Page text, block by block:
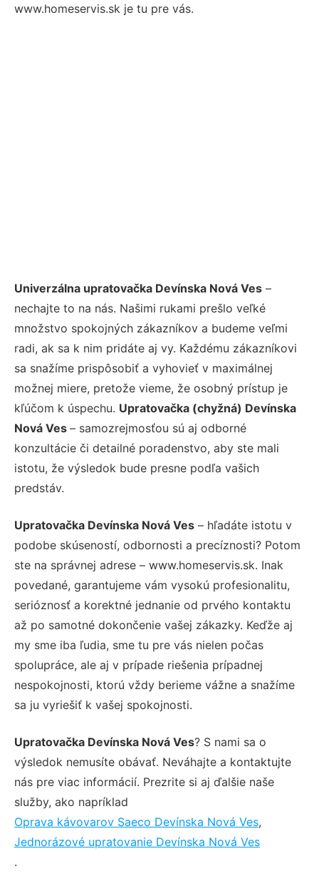
www.homeservis.sk je tu pre vás.
Univerzálna upratovačka Devínska Nová Ves –
nechajte to na nás. Našimi rukami prešlo veľké
množstvo spokojných zákazníkov a budeme veľmi
radi, ak sa k nim pridáte aj vy. Každému zákazníkovi
sa snažíme prispôsobiť a vyhovieť v maximálnej
možnej miere, pretože vieme, že osobný prístup je
kľúčom k úspechu. Upratovačka (chyžná) Devínska
Nová Ves – samozrejmosťou sú aj odborné
konzultácie či detailné poradenstvo, aby ste mali
istotu, že výsledok bude presne podľa vašich
predstáv.
Upratovačka Devínska Nová Ves – hľadáte istotu v
podobe skúseností, odbornosti a precíznosti? Potom
ste na správnej adrese – www.homeservis.sk. Inak
povedané, garantujeme vám vysokú profesionalitu,
serióznosť a korektné jednanie od prvého kontaktu
až po samotné dokončenie vašej zákazky. Keďže aj
my sme iba ľudia, sme tu pre vás nielen počas
spolupráce, ale aj v prípade riešenia prípadnej
nespokojnosti, ktorú vždy berieme vážne a snažíme
sa ju vyriešiť k vašej spokojnosti.
Upratovačka Devínska Nová Ves? S nami sa o
výsledok nemusíte obávať. Neváhajte a kontaktujte
nás pre viac informácií. Prezrite si aj ďalšie naše
služby, ako napríklad
Oprava kávovarov Saeco Devínska Nová Ves,
Jednorázové upratovanie Devínska Nová Ves
.